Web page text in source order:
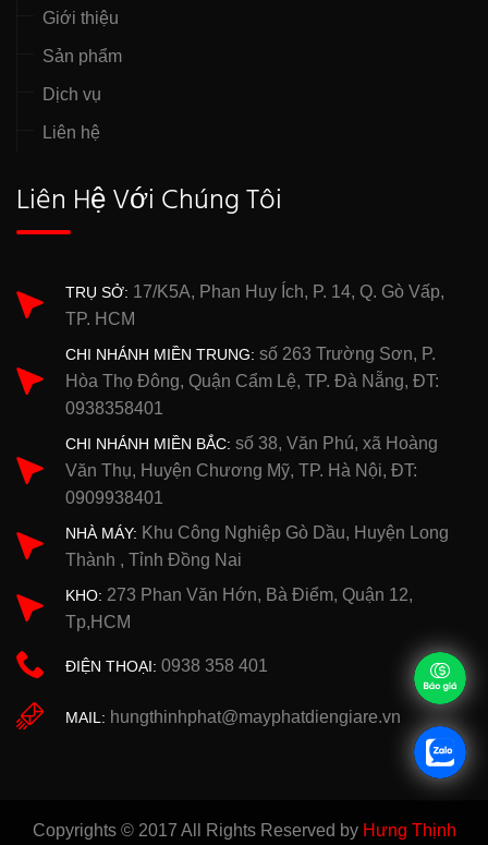
Giới thiệu
Sản phẩm
Dịch vụ
Liên hệ
Liên Hệ Với Chúng Tôi
TRỤ SỞ: 17/K5A, Phan Huy Ích, P. 14, Q. Gò Vấp,
TP. HCM
CHI NHÁNH MIỀN TRUNG: số 263 Trường Sơn, P.
Hòa Thọ Đông, Quận Cẩm Lệ, TP. Đà Nẵng, ĐT:
0938358401
CHI NHÁNH MIỀN BẮC: số 38, Văn Phú, xã Hoàng
Văn Thụ, Huyện Chương Mỹ, TP. Hà Nội, ĐT:
0909938401
NHÀ MÁY: Khu Công Nghiệp Gò Dầu, Huyện Long
Thành , Tỉnh Đồng Nai
KHO: 273 Phan Văn Hớn, Bà Điểm, Quận 12,
Tp,HCM
ĐIỆN THOẠI: 0938 358 401
MAIL: hungthinhphat@mayphatdiengiare.vn
Copyrights © 2017 All Rights Reserved by Hưng Thịnh